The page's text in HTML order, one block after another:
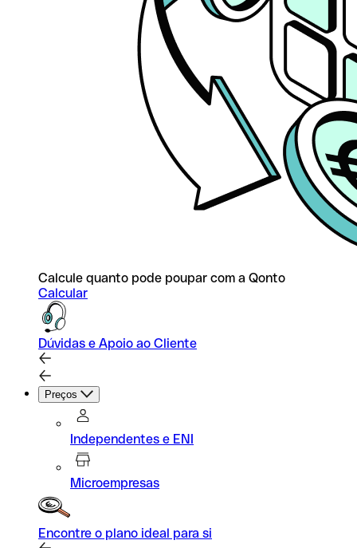
Calcule quanto pode poupar com a Qonto
Calcular
Dúvidas e Apoio ao Cliente
Preços
Independentes e ENI
Microempresas
Encontre o plano ideal para si